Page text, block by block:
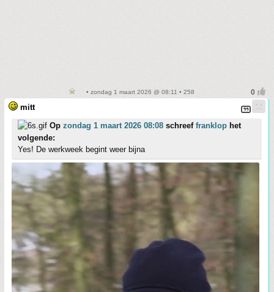
• zondag 1 maart 2026 @ 08:11 • 258
mitt
Op zondag 1 maart 2026 08:08 schreef franklop het
volgende:
Yes! De werkweek begint weer bijna